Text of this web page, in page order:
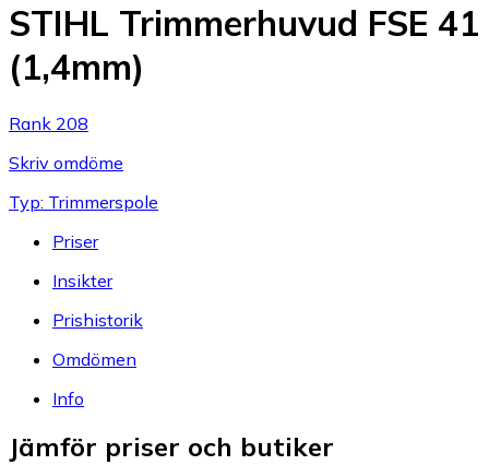
STIHL Trimmerhuvud FSE 41
(1,4mm)
Rank 208
Skriv omdöme
Typ: Trimmerspole
Priser
Insikter
Prishistorik
Omdömen
Info
Jämför priser och butiker